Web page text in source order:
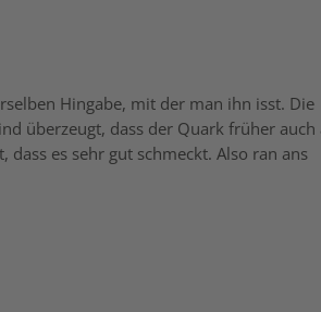
Hingabe, mit der man ihn isst. Die
überzeugt, dass der Quark früher auch
es sehr gut schmeckt. Also ran ans